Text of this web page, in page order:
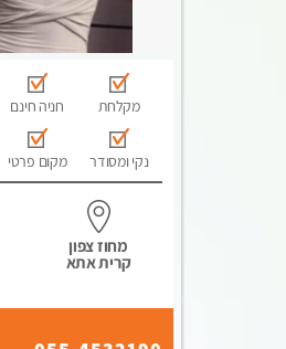
מקלחת חניה חינם
נקי ומסודר מקום פרטי
מחוז צפון
קרית אתא